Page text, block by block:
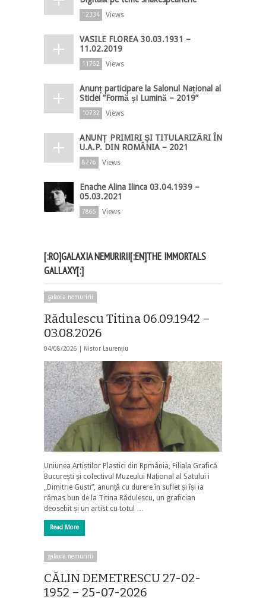
12334 Views
VASILE FLOREA 30.03.1931 –
11.02.2019
11762 Views
Anunț participare la Salonul Național al
Sticlei ”Formă și Lumină – 2019”
10732 Views
ANUNȚ PRIMIRI ȘI TITULARIZĂRI ÎN
U.A.P. DIN ROMÂNIA – 2021
8276 Views
Enache Alina Ilinca 03.04.1939 –
05.03.2021
7866 Views
[:RO]GALAXIA NEMURIRII[:EN]THE IMMORTALS
GALLAXY[:]
galaxia nemuririi
Rădulescu Titina 06.09.1942 –
03.08.2026
04/08/2026 | Nistor Laurențiu
Uniunea Artiștilor Plastici din Rpmânia, Filiala Grafică
București și colectivul Muzeului Național al Satului i
„Dimitrie Gusti”, anunță cu durere în suflet și își ia
rămas bun de la Titina Rădulescu, un grafician
deosebit și un artist cu totul …
Read More
galaxia nemuririi
CĂLIN DEMETRESCU 27-02-
1952 – 25-07-2026